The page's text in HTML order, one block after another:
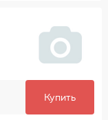
Купить